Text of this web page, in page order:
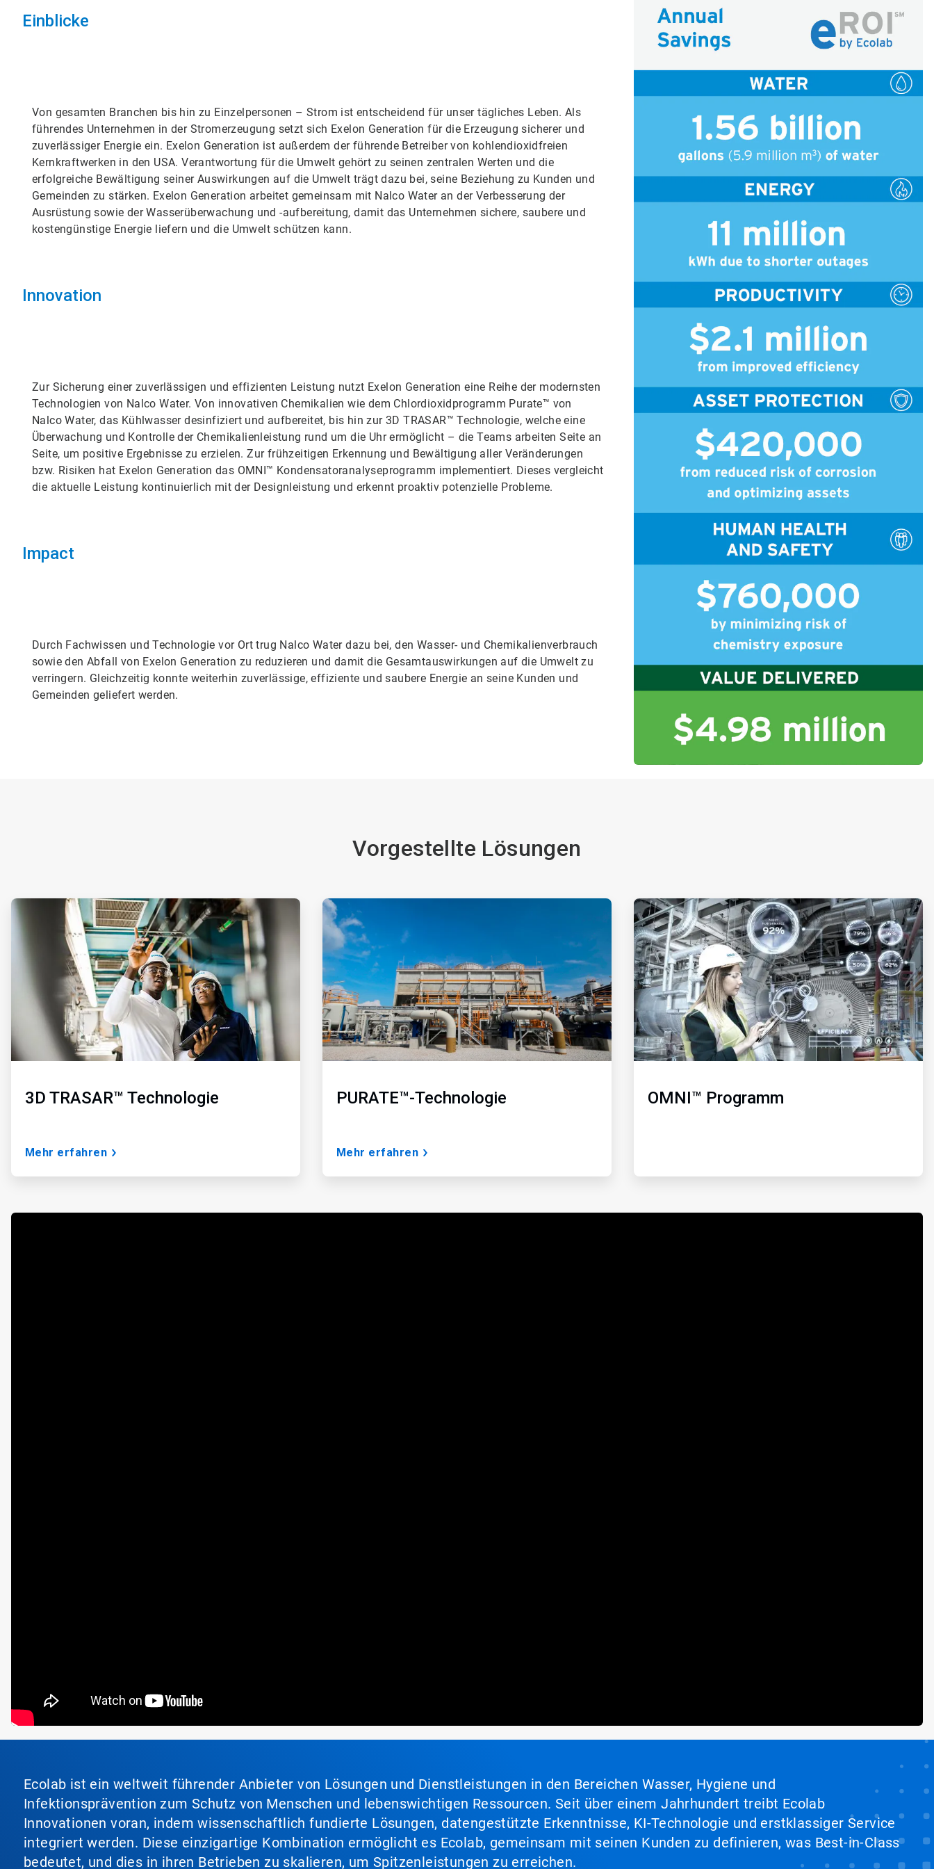
Einblicke
Von gesamten Branchen bis hin zu Einzelpersonen – Strom ist entscheidend für unser tägliches Leben. Als
führendes Unternehmen in der Stromerzeugung setzt sich Exelon Generation für die Erzeugung sicherer und
zuverlässiger Energie ein. Exelon Generation ist außerdem der führende Betreiber von kohlendioxidfreien
Kernkraftwerken in den USA. Verantwortung für die Umwelt gehört zu seinen zentralen Werten und die
erfolgreiche Bewältigung seiner Auswirkungen auf die Umwelt trägt dazu bei, seine Beziehung zu Kunden und
Gemeinden zu stärken. Exelon Generation arbeitet gemeinsam mit Nalco Water an der Verbesserung der
Ausrüstung sowie der Wasserüberwachung und -aufbereitung, damit das Unternehmen sichere, saubere und
kostengünstige Energie liefern und die Umwelt schützen kann.
Innovation
Zur Sicherung einer zuverlässigen und effizienten Leistung nutzt Exelon Generation eine Reihe der modernsten
Technologien von Nalco Water. Von innovativen Chemikalien wie dem Chlordioxidprogramm Purate™ von
Nalco Water, das Kühlwasser desinfiziert und aufbereitet, bis hin zur 3D TRASAR™ Technologie, welche eine
Überwachung und Kontrolle der Chemikalienleistung rund um die Uhr ermöglicht – die Teams arbeiten Seite an
Seite, um positive Ergebnisse zu erzielen. Zur frühzeitigen Erkennung und Bewältigung aller Veränderungen
bzw. Risiken hat Exelon Generation das OMNI™ Kondensatoranalyseprogramm implementiert. Dieses vergleicht
die aktuelle Leistung kontinuierlich mit der Designleistung und erkennt proaktiv potenzielle Probleme.
Impact
Durch Fachwissen und Technologie vor Ort trug Nalco Water dazu bei, den Wasser- und Chemikalienverbrauch
sowie den Abfall von Exelon Generation zu reduzieren und damit die Gesamtauswirkungen auf die Umwelt zu
verringern. Gleichzeitig konnte weiterhin zuverlässige, effiziente und saubere Energie an seine Kunden und
Gemeinden geliefert werden.
Vorgestellte Lösungen
ArticleTile
3D TRASAR™ Technologie
Mehr erfahren
ArticleTile
2
von
PURATE™-Technologie
Mehr erfahren
ArticleTile
3
von
3
OMNI™ Programm
Ecolab ist ein weltweit führender Anbieter von Lösungen und Dienstleistungen in den Bereichen Wasser, Hygiene und
Infektionsprävention zum Schutz von Menschen und lebenswichtigen Ressourcen. Seit über einem Jahrhundert treibt Ecolab
Innovationen voran, indem wissenschaftlich fundierte Lösungen, datengestützte Erkenntnisse, KI-Technologie und erstklassiger Service
integriert werden. Diese einzigartige Kombination ermöglicht es Ecolab, gemeinsam mit seinen Kunden zu definieren, was Best-in-Class
bedeutet, und dies in ihren Betrieben zu skalieren, um Spitzenleistungen zu erreichen.